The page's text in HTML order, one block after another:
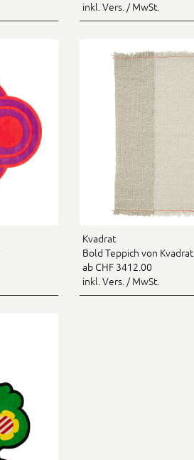
inkl. Vers. / MwSt.
Kvadrat
Bold Teppich von Kvadrat
ab CHF 3412.00
inkl. Vers. / MwSt.